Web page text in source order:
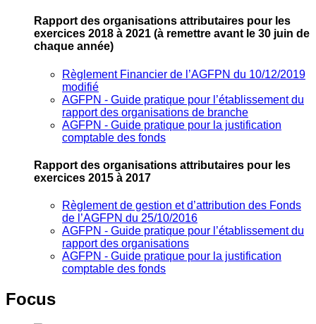
Rapport des organisations attributaires pour les
exercices 2018 à 2021 (à remettre avant le 30 juin de
chaque année)
Règlement Financier de l’AGFPN du 10/12/2019
modifié
AGFPN ‐ Guide pratique pour l’établissement du
rapport des organisations de branche
AGFPN ‐ Guide pratique pour la justification
comptable des fonds
Rapport des organisations attributaires pour les
exercices 2015 à 2017
Règlement de gestion et d’attribution des Fonds
de l’AGFPN du 25/10/2016
AGFPN ‐ Guide pratique pour l’établissement du
rapport des organisations
AGFPN ‐ Guide pratique pour la justification
comptable des fonds
Focus